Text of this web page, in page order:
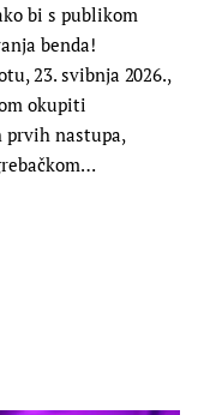
bi s publikom
benda!
23. svibnja 2026.,
okupiti
prvih nastupa,